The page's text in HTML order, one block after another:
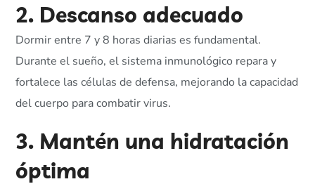
2. Descanso adecuado
Dormir entre 7 y 8 horas diarias es fundamental.
Durante el sueño, el sistema inmunológico repara y
fortalece las células de defensa, mejorando la capacidad
del cuerpo para combatir virus.
3. Mantén una hidratación
óptima